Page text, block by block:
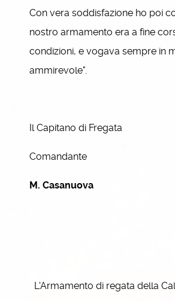
Con vera soddisfazione ho poi
nostro armamento era a fine
condizioni, e vogava sempre in
ammirevole".
Il Capitano di Fregata
Comandante
M. Casanuova
L'Armamento di regata della